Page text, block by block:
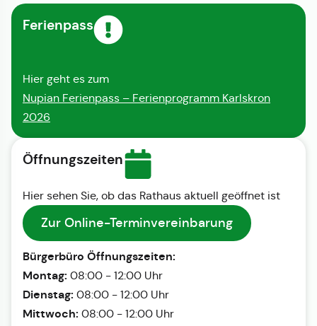
Ferienpass
Hier geht es zum
Nupian Ferienpass – Ferienprogramm Karlskron
2026
Öffnungszeiten
Hier sehen Sie, ob das Rathaus aktuell geöffnet ist
Zur Online-Terminvereinbarung
Bürgerbüro Öffnungszeiten:
Montag: 08:00 - 12:00 Uhr
Dienstag: 08:00 - 12:00 Uhr
Mittwoch: 08:00 - 12:00 Uhr